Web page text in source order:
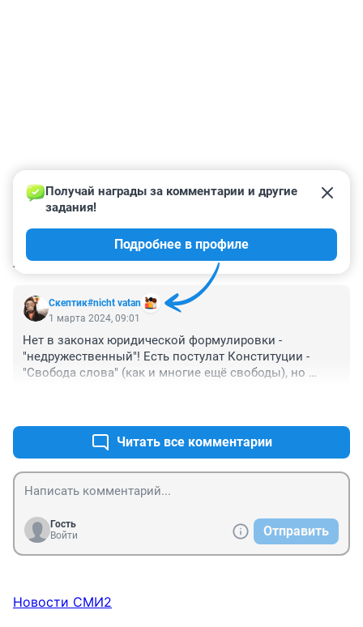
КОММЕНТАРИИ 1
Скептик#nicht vatan
Получай награды за комментарии и другие
задания!
Подробнее в профиле
1 марта 2024, 09:01
Нет в законах юридической формулировки -
"недружественный"! Есть постулат Конституции -
"Свобода слова" (как и многие ещё свободы), но
беспредел кремлёвской партии власти! Сопоставьте
сколько депутаты приняли полезного для граждан
страны в соотношении к штрафным, карающим
наказаниям ради собственного спокойствия...
Читать все комментарии
Гость
Войти
Отправить
Новости СМИ2